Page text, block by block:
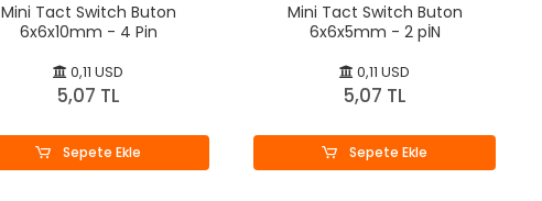
Mini Tact Switch Buton
6x6x10mm - 4 Pin
0,11 USD
5,07 TL
Sepete Ekle
Mini Tact Switch Buton
6x6x5mm - 2 pİN
0,11 USD
5,07 TL
Sepete Ekle